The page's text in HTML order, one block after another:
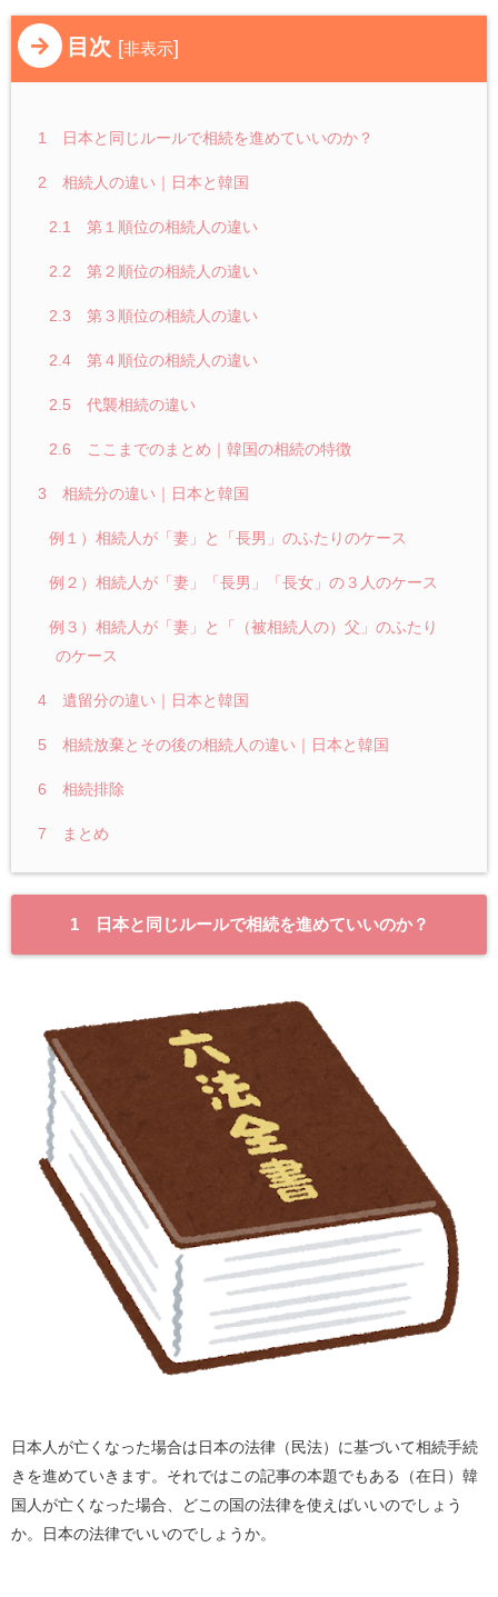
目次 [非表示]
1 日本と同じルールで相続を進めていいのか？
2 相続人の違い｜日本と韓国
2.1 第１順位の相続人の違い
2.2 第２順位の相続人の違い
2.3 第３順位の相続人の違い
2.4 第４順位の相続人の違い
2.5 代襲相続の違い
2.6 ここまでのまとめ｜韓国の相続の特徴
3 相続分の違い｜日本と韓国
例１）相続人が「妻」と「長男」のふたりのケース
例２）相続人が「妻」「長男」「長女」の３人のケース
例３）相続人が「妻」と「（被相続人の）父」のふたり
のケース
4 遺留分の違い｜日本と韓国
5 相続放棄とその後の相続人の違い｜日本と韓国
6 相続排除
7 まとめ
1 日本と同じルールで相続を進めていいのか？
日本人が亡くなった場合は日本の法律（民法）に基づいて相続手続
きを進めていきます。それではこの記事の本題でもある（在日）韓
国人が亡くなった場合、どこの国の法律を使えばいいのでしょう
か。日本の法律でいいのでしょうか。